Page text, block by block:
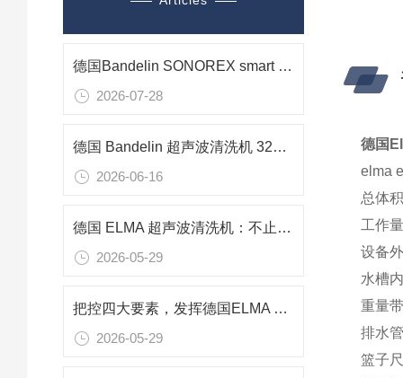
德国Bandelin SONOREX smart ST 510 H 超声波清洗机在光学组件清洗中的应用
2026-07-28
德国 Bandelin 超声波清洗机 3220 功率240w 频率37KHZ用于零件清洗
2026-06-16
德国 ELMA 超声波清洗机：不止清洁，空化技术多元应用解析
2026-05-29
把控四大要素，发挥德国ELMA 超声波清洗机的最佳性能
2026-05-29
德国
elma
总体
工作
设备
水槽
重量
排水
篮子